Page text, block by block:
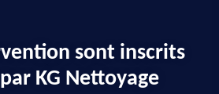
sont inscrits
KG Nettoyage